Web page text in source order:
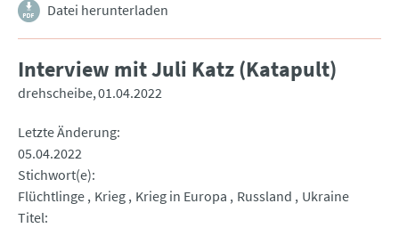
Datei herunterladen
Interview mit Juli Katz (Katapult)
drehscheibe 01.04.2022
Letzte Änderung
05.04.2022
Stichwort(e)
Flüchtlinge Krieg Krieg in Europa Russland
Ukraine
Titel